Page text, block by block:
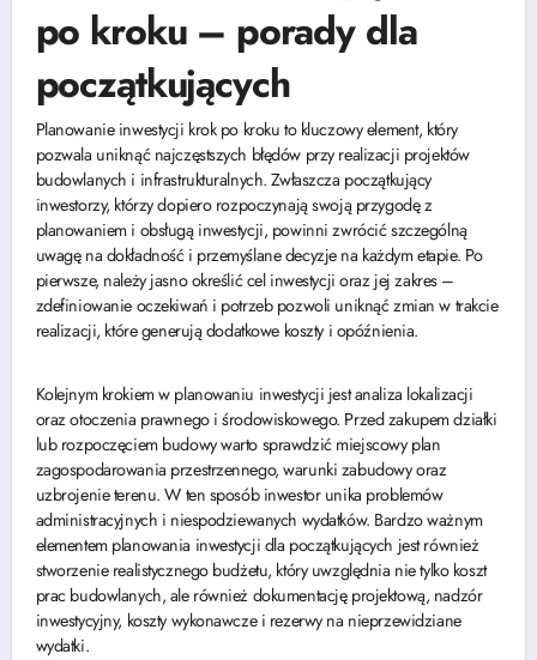
po kroku – porady dla
początkujących
Planowanie inwestycji krok po kroku to kluczowy element, który
pozwala uniknąć najczęstszych błędów przy realizacji projektów
budowlanych i infrastrukturalnych. Zwłaszcza początkujący
inwestorzy, którzy dopiero rozpoczynają swoją przygodę z
planowaniem i obsługą inwestycji, powinni zwrócić szczególną
uwagę na dokładność i przemyślane decyzje na każdym etapie. Po
pierwsze, należy jasno określić cel inwestycji oraz jej zakres –
zdefiniowanie oczekiwań i potrzeb pozwoli uniknąć zmian w trakcie
realizacji, które generują dodatkowe koszty i opóźnienia.
Kolejnym krokiem w planowaniu inwestycji jest analiza lokalizacji
oraz otoczenia prawnego i środowiskowego. Przed zakupem działki
lub rozpoczęciem budowy warto sprawdzić miejscowy plan
zagospodarowania przestrzennego, warunki zabudowy oraz
uzbrojenie terenu. W ten sposób inwestor unika problemów
administracyjnych i niespodziewanych wydatków. Bardzo ważnym
elementem planowania inwestycji dla początkujących jest również
stworzenie realistycznego budżetu, który uwzględnia nie tylko koszt
prac budowlanych, ale również dokumentację projektową, nadzór
inwestycyjny, koszty wykonawcze i rezerwy na nieprzewidziane
wydatki.